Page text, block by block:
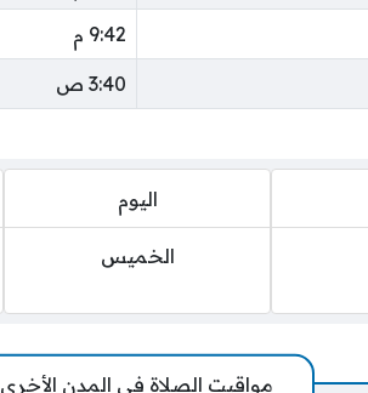
9:42 م
3:40 ص
اليوم
الخميس
مواقيت الصلاة في المدن الأخرى